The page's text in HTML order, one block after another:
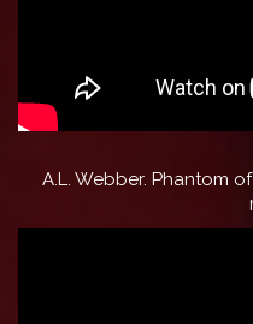
A.L. Webber. Phantom